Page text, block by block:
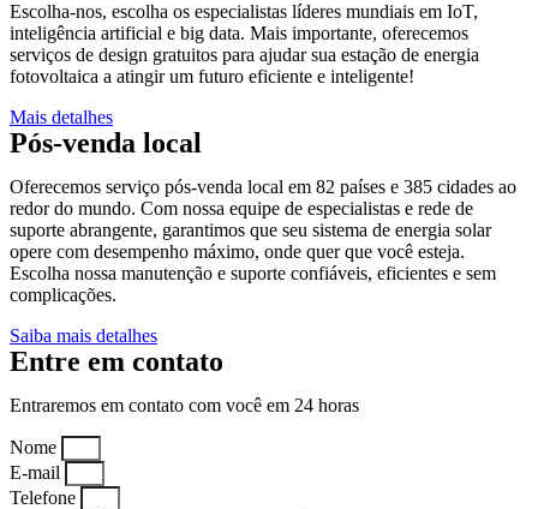
Escolha-nos, escolha os especialistas líderes mundiais em IoT,
inteligência artificial e big data. Mais importante, oferecemos
serviços de design gratuitos para ajudar sua estação de energia
fotovoltaica a atingir um futuro eficiente e inteligente!
Mais detalhes
Pós-venda local
Oferecemos serviço pós-venda local em 82 países e 385 cidades ao
redor do mundo. Com nossa equipe de especialistas e rede de
suporte abrangente, garantimos que seu sistema de energia solar
opere com desempenho máximo, onde quer que você esteja.
Escolha nossa manutenção e suporte confiáveis, eficientes e sem
complicações.
Saiba mais detalhes
Entre em contato
Entraremos em contato com você em 24 horas
Nome
E-mail
Telefone